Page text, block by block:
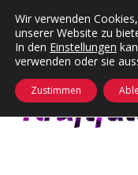
Wir verwenden
unserer Website zu
In den Einstellungen
verwenden oder sie
Zustimmen